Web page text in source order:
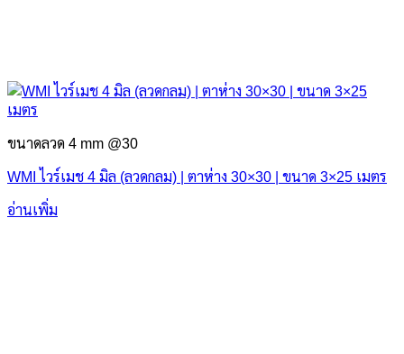
ขนาดลวด 4 mm @30
WMI ไวร์เมช 4 มิล (ลวดกลม) | ตาห่าง 30×30 | ขนาด 3×25 เมตร
อ่านเพิ่ม